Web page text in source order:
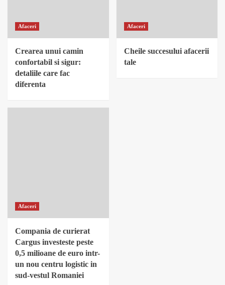
Afaceri
Crearea unui camin
confortabil si sigur:
detaliile care fac
diferenta
Afaceri
Cheile succesului afacerii
tale
Afaceri
Compania de curierat
Cargus investeste peste
0,5 milioane de euro intr-
un nou centru logistic in
sud-vestul Romaniei